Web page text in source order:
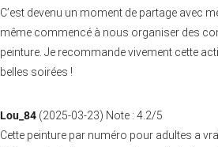
C’est devenu un moment de partage avec
même commencé à nous organiser des
peinture. Je recommande vivement cette
belles soirées !
Lou_84 (2025-03-23) Note : 4.2/5
Cette peinture par numéro pour adultes a